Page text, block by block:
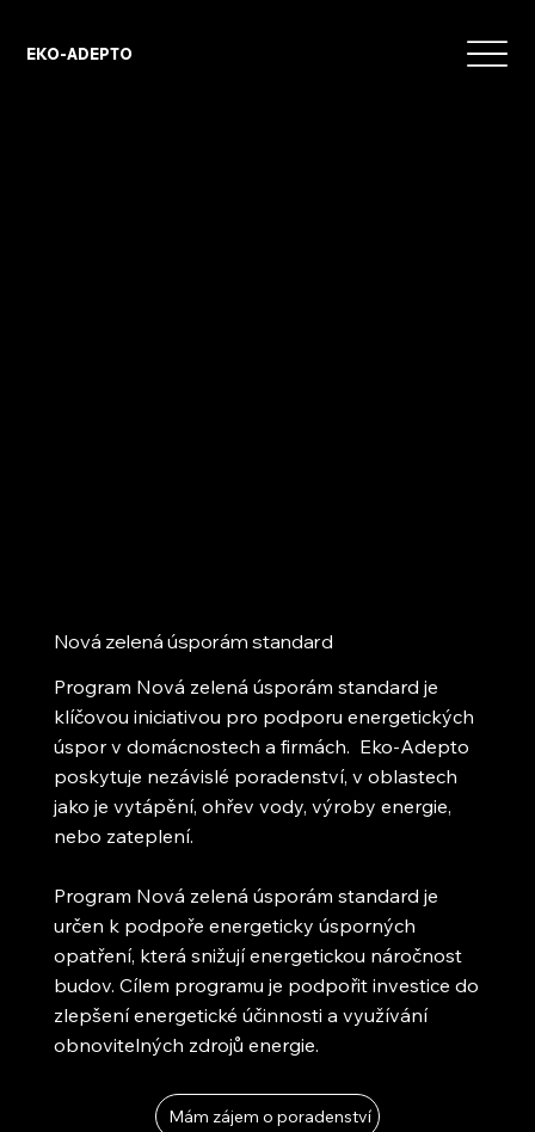
EKO-ADEPTO
Nová zelená úsporám standard
Program Nová zelená úsporám standard je
klíčovou iniciativou pro podporu energetických
úspor v domácnostech a firmách. Eko-Adepto
poskytuje nezávislé poradenství, v oblastech
jako je vytápění, ohřev vody, výroby energie,
nebo zateplení.
Program Nová zelená úsporám standard je
určen k podpoře energeticky úsporných
opatření, která snižují energetickou náročnost
budov. Cílem programu je podpořit investice do
zlepšení energetické účinnosti a využívání
obnovitelných zdrojů energie.
Mám zájem o poradenství